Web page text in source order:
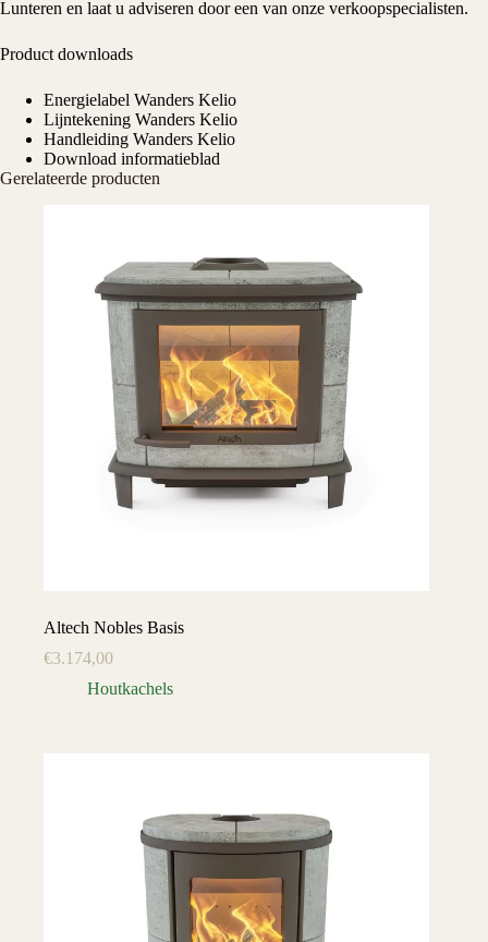
Lunteren en laat u adviseren door een van onze verkoopspecialisten.
Product downloads
Energielabel Wanders Kelio
Lijntekening Wanders Kelio
Handleiding Wanders Kelio
Download informatieblad
Gerelateerde producten
Altech Nobles Basis
€3.174,00
Houtkachels